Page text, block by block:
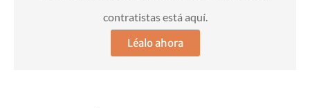
contratistas está aquí.
Léalo ahora